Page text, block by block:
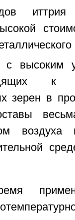
с высоким
к
зерен в